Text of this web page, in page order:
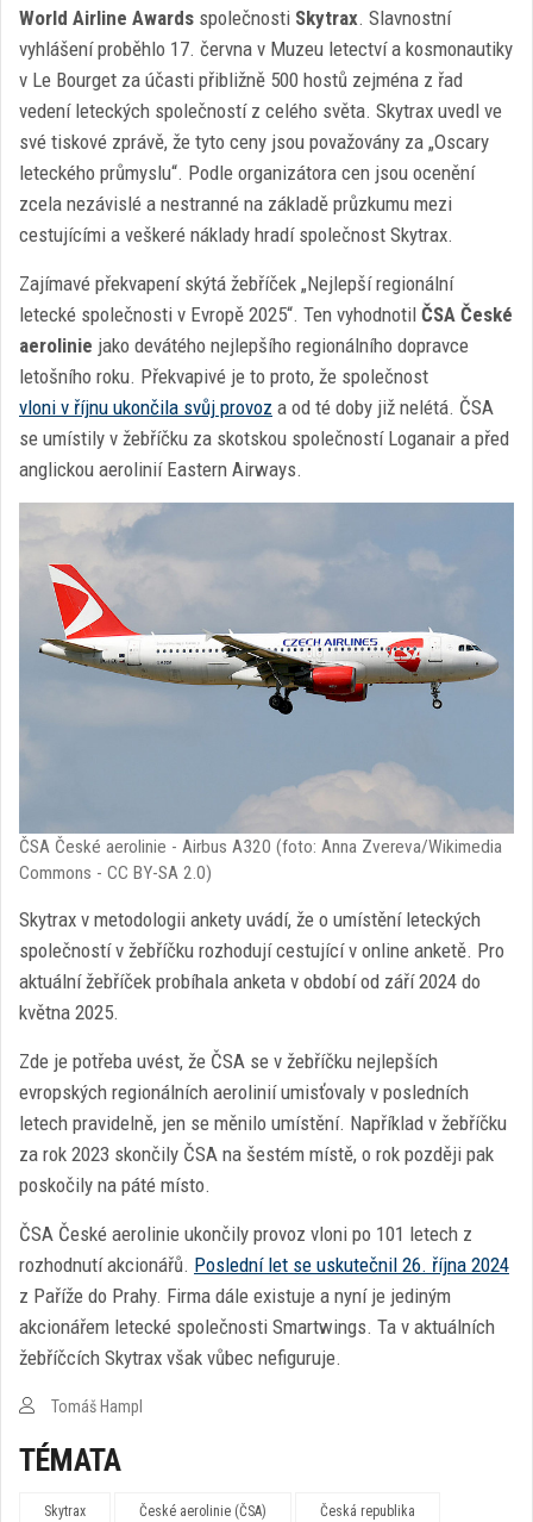
World Airline Awards společnosti Skytrax. Slavnostní
vyhlášení proběhlo 17. června v Muzeu letectví a kosmonautiky
v Le Bourget za účasti přibližně 500 hostů zejména z řad
vedení leteckých společností z celého světa. Skytrax uvedl ve
své tiskové zprávě, že tyto ceny jsou považovány za „Oscary
leteckého průmyslu“. Podle organizátora cen jsou ocenění
zcela nezávislé a nestranné na základě průzkumu mezi
cestujícími a veškeré náklady hradí společnost Skytrax.
Zajímavé překvapení skýtá žebříček „Nejlepší regionální
letecké společnosti v Evropě 2025“. Ten vyhodnotil ČSA České
aerolinie jako devátého nejlepšího regionálního dopravce
letošního roku. Překvapivé je to proto, že společnost
vloni v říjnu ukončila svůj provoz a od té doby již nelétá. ČSA
se umístily v žebříčku za skotskou společností Loganair a před
anglickou aerolinií Eastern Airways.
ČSA České aerolinie - Airbus A320 (foto: Anna Zvereva/Wikimedia
Commons - CC BY-SA 2.0)
Skytrax v metodologii ankety uvádí, že o umístění leteckých
společností v žebříčku rozhodují cestující v online anketě. Pro
aktuální žebříček probíhala anketa v období od září 2024 do
května 2025.
Zde je potřeba uvést, že ČSA se v žebříčku nejlepších
evropských regionálních aerolinií umisťovaly v posledních
letech pravidelně, jen se měnilo umístění. Například v žebříčku
za rok 2023 skončily ČSA na šestém místě, o rok později pak
poskočily na páté místo.
ČSA České aerolinie ukončily provoz vloni po 101 letech z
rozhodnutí akcionářů. Poslední let se uskutečnil 26. října 2024
z Paříže do Prahy. Firma dále existuje a nyní je jediným
akcionářem letecké společnosti Smartwings. Ta v aktuálních
žebříčcích Skytrax však vůbec nefiguruje.
Tomáš Hampl
TÉMATA
Skytrax České aerolinie (ČSA) Česká republika